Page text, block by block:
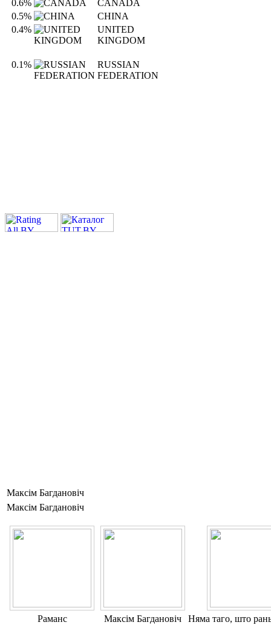
0.6%
CANADA
0.5%
CHINA
0.4%
UNITED
KINGDOM
0.1%
RUSSIAN
FEDERATION
Максім Багдановіч
Максім Багдановіч
Раманс Максім Багдановіч Няма таго, што